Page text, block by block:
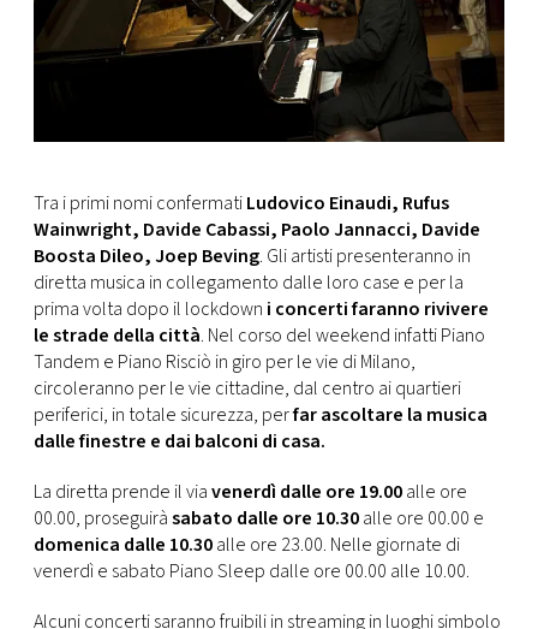
Tra i primi nomi confermatiLudovico Einaudi, Rufus
Wainwright, Davide Cabassi, Paolo Jannacci, Davide
Boosta Dileo, Joep Beving. Gli artisti presenteranno in
diretta musica in collegamento dalle loro case e per la
prima volta dopo il lockdown i concerti faranno rivivere
le strade della città. Nel corso del weekend infatti Piano
Tandem e Piano Risciò in giro per le vie di Milano,
circoleranno per le vie cittadine, dal centro ai quartieri
periferici, in totale sicurezza, perfar ascoltare la musica
dalle finestre e dai balconi di casa.
La diretta prende il viavenerdì dalle ore 19.00alle ore
00.00, proseguiràsabato dalle ore 10.30alle ore 00.00 e
domenica dalle 10.30alle ore 23.00. Nelle giornate di
venerdì e sabato Piano Sleep dalle ore 00.00 alle 10.00.
Alcuni concerti saranno fruibili in streaming in luoghi simbolo